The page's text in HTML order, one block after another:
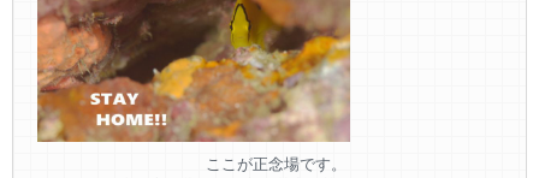
ここが正念場です。